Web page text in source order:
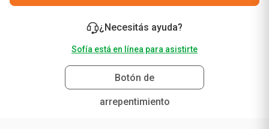
¿Necesitás ayuda?
Sofía está en línea para asistirte
Botón de
arrepentimiento